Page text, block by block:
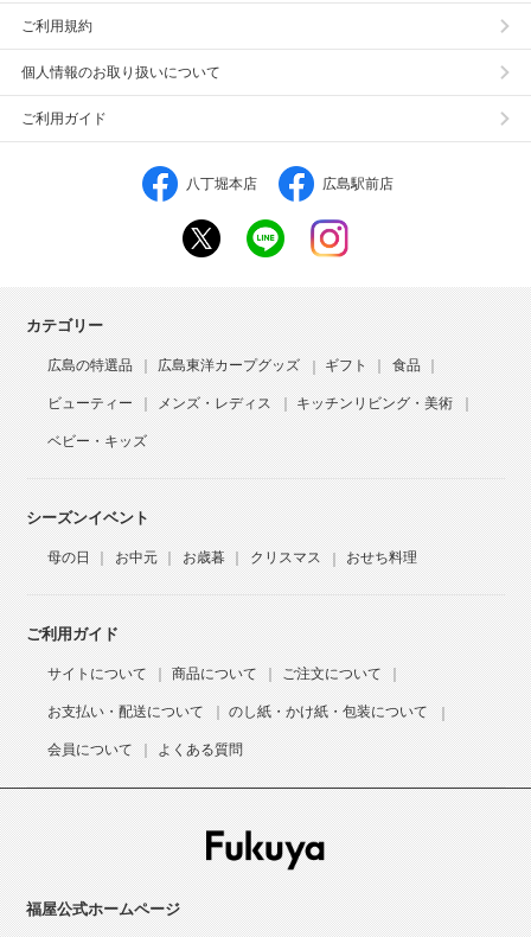
ご利用規約
個人情報のお取り扱いについて
ご利用ガイド
八丁堀本店 広島駅前店
カテゴリー
広島の特選品 広島東洋カープグッズ ギフト 食品
ビューティー メンズ・レディス キッチンリビング・美術
ベビー・キッズ
シーズンイベント
母の日 お中元 お歳暮 クリスマス おせち料理
ご利用ガイド
サイトについて 商品について ご注文について
お支払い・配送について のし紙・かけ紙・包装について
会員について よくある質問
福屋公式ホームページ